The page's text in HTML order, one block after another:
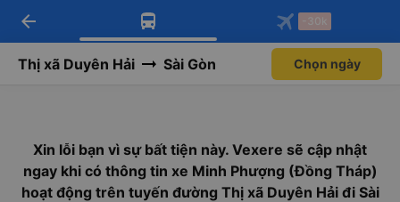
Tải app Vexere ngay!
Nhận ưu đãi thành viên độc
Mở app
Tải app Vexere
-30k/ghế khi đặt vé máy bay qua
Mở app
arrow_back -30k
Thị xã Duyên Hải Sài Gòn Chọn ngày
Xin lỗi bạn vì sự bất tiện này. Vexere sẽ cập nhật
ngay khi có thông tin xe Minh Phượng (Đồng Tháp)
hoạt động trên tuyến đường Thị xã Duyên Hải đi Sài